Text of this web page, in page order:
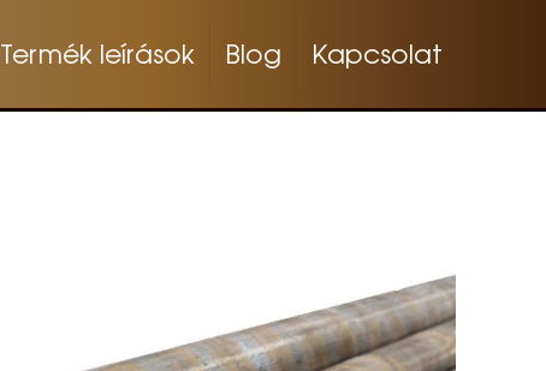
Termék leírások Blog Kapcsolat